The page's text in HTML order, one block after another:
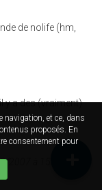
navigation, et ce, dans
proposés. En
consentement pour
de nolife (hm,
y a des (vraiment)
2007 à 15h55